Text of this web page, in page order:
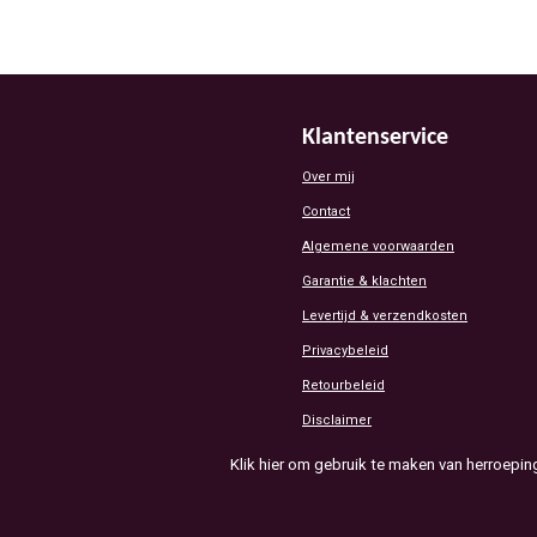
Klantenservice
Over mij
Contact
Algemene voorwaarden
Garantie & klachten
Levertijd & verzendkosten
Privacybeleid
Retourbeleid
Disclaimer
Klik hier om gebruik te maken van